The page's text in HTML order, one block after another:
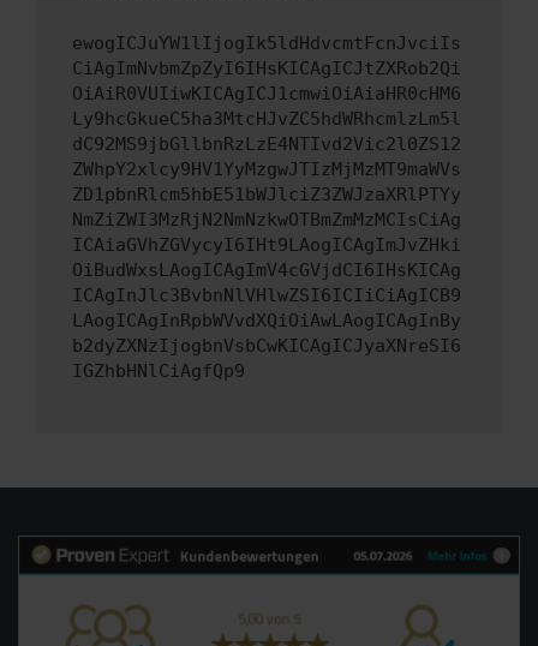
ewogICJuYW1lIjogIk5ldHdvcmtFcnJvciIs
CiAgImNvbmZpZyI6IHsKICAgICJtZXRob2Qi
OiAiR0VUIiwKICAgICJ1cmwiOiAiaHR0cHM6
Ly9hcGkueC5ha3MtcHJvZC5hdWRhcmlzLm5l
dC92MS9jbGllbnRzLzE4NTIvd2Vic2l0ZS12
ZWhpY2xlcy9HV1YyMzgwJTIzMjMzMT9maWVs
ZD1pbnRlcm5hbE51bWJlciZ3ZWJzaXRlPTYy
NmZiZWI3MzRjN2NmNzkwOTBmZmMzMCIsCiAg
ICAiaGVhZGVycyI6IHt9LAogICAgImJvZHki
OiBudWxsLAogICAgImV4cGVjdCI6IHsKICAg
ICAgInJlc3BvbnNlVHlwZSI6ICIiCiAgICB9
LAogICAgInRpbWVvdXQiOiAwLAogICAgInBy
b2dyZXNzIjogbnVsbCwKICAgICJyaXNreSI6
IGZhbHNlCiAgfQp9